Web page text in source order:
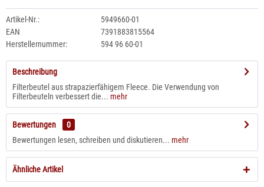
Artikel-Nr.:
5949660-01
EAN
7391883815564
Herstellernummer:
594 96 60-01
Beschreibung
Filterbeutel aus strapazierfähigem Fleece. Die Verwendung von
Filterbeuteln verbessert die... mehr
Bewertungen
0
Bewertungen lesen, schreiben und diskutieren... mehr
Ähnliche Artikel